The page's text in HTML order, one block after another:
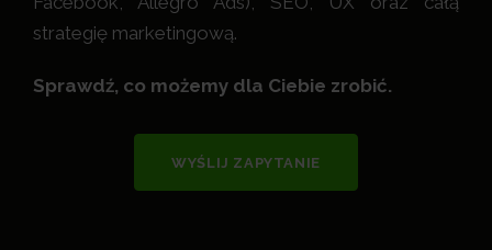
strategię marketingową.
Sprawdź, co możemy dla Ciebie zrobić.
WYŚLIJ ZAPYTANIE